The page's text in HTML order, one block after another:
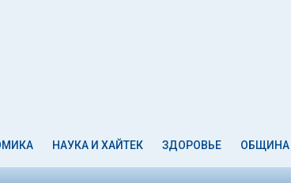
НАУКА И ХАЙТЕК ЗДОРОВЬЕ ОБЩИНА